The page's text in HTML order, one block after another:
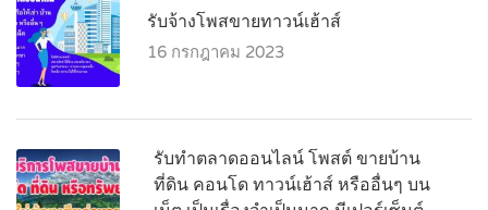
รับจ้างโพสขายทาวน์เฮ้าส์
16 กรกฎาคม 2023
รับทำตลาดออนไลน์ โพสต์ ขายบ้าน
ที่ดิน คอนโด ทาวน์เฮ้าส์ หรืออื่นๆ บน